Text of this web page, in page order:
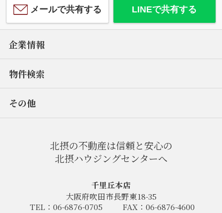
メールで共有する LINEで共有する
企業情報
物件検索
その他
北摂の不動産は信頼と安心の
北摂ハウジングセンターへ
千里丘本店
大阪府吹田市長野東18-35
TEL：06-6876-0705
FAX：06-6876-4600